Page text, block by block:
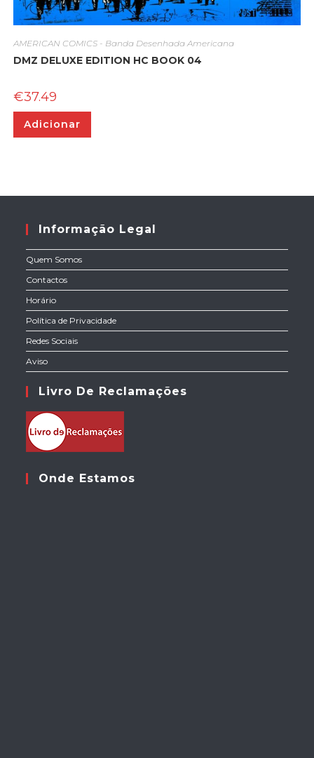
AMERICAN COMICS - Banda Desenhada Americana
DMZ DELUXE EDITION HC BOOK 04
€37.49
Adicionar
Informação Legal
Quem Somos
Contactos
Horário
Política de Privacidade
Redes Sociais
Aviso
Livro De Reclamações
Onde Estamos